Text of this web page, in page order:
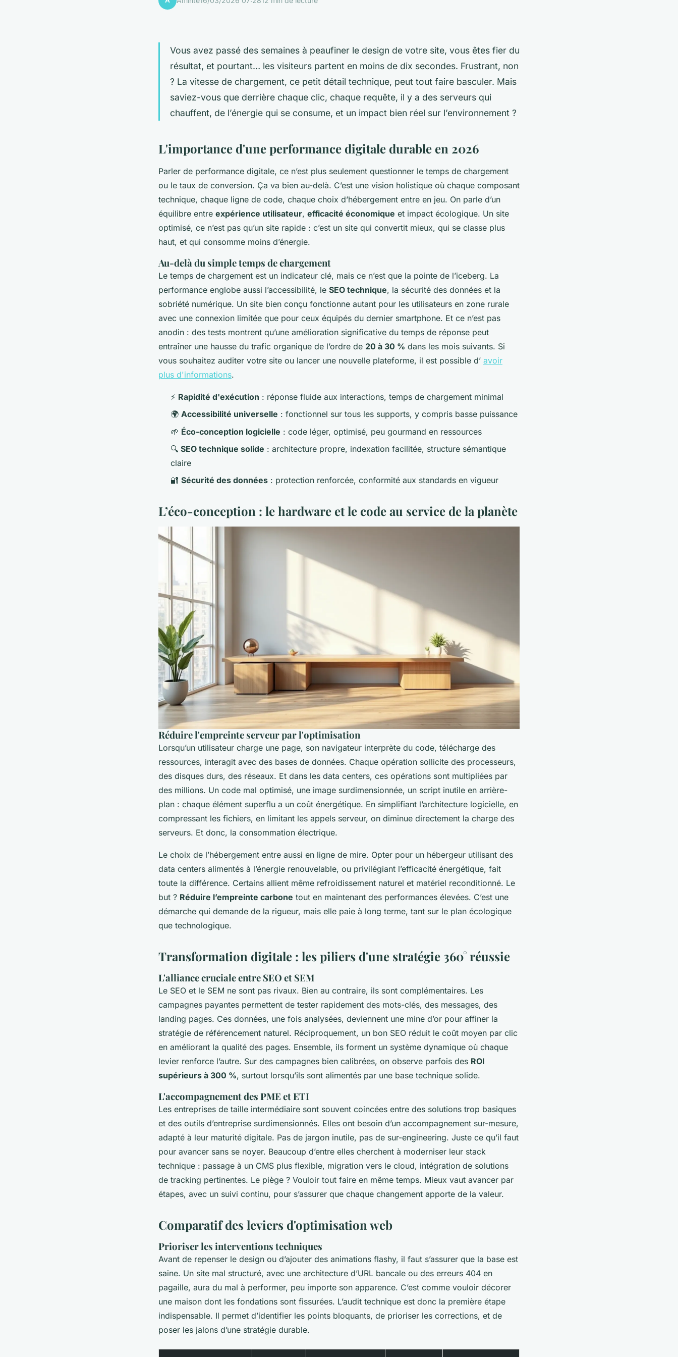
Vous avez passé des semaines à peaufiner le design de votre site, vous êtes fier du
résultat, et pourtant… les visiteurs partent en moins de dix secondes. Frustrant, non
? La vitesse de chargement, ce petit détail technique, peut tout faire basculer. Mais
saviez-vous que derrière chaque clic, chaque requête, il y a des serveurs qui
chauffent, de l’énergie qui se consume, et un impact bien réel sur l’environnement ?
L'importance d'une performance digitale durable en 2026
Parler de performance digitale, ce n’est plus seulement questionner le temps de chargement
ou le taux de conversion. Ça va bien au-delà. C’est une vision holistique où chaque composant
technique, chaque ligne de code, chaque choix d’hébergement entre en jeu. On parle d’un
équilibre entre expérience utilisateur, efficacité économique et impact écologique. Un site
optimisé, ce n’est pas qu’un site rapide : c’est un site qui convertit mieux, qui se classe plus
haut, et qui consomme moins d’énergie.
Au-delà du simple temps de chargement
Le temps de chargement est un indicateur clé, mais ce n’est que la pointe de l’iceberg. La
performance englobe aussi l’accessibilité, le SEO technique, la sécurité des données et la
sobriété numérique. Un site bien conçu fonctionne autant pour les utilisateurs en zone rurale
avec une connexion limitée que pour ceux équipés du dernier smartphone. Et ce n’est pas
anodin : des tests montrent qu’une amélioration significative du temps de réponse peut
entraîner une hausse du trafic organique de l’ordre de 20 à 30 % dans les mois suivants. Si
vous souhaitez auditer votre site ou lancer une nouvelle plateforme, il est possible d’ avoir
plus d'informations.
⚡ Rapidité d'exécution : réponse fluide aux interactions, temps de chargement minimal
🌍 Accessibilité universelle : fonctionnel sur tous les supports, y compris basse puissance
🌱 Éco-conception logicielle : code léger, optimisé, peu gourmand en ressources
🔍 SEO technique solide : architecture propre, indexation facilitée, structure sémantique
claire
🔐 Sécurité des données : protection renforcée, conformité aux standards en vigueur
L’éco-conception : le hardware et le code au service de la planète
Réduire l'empreinte serveur par l'optimisation
Lorsqu’un utilisateur charge une page, son navigateur interprète du code, télécharge des
ressources, interagit avec des bases de données. Chaque opération sollicite des processeurs,
des disques durs, des réseaux. Et dans les data centers, ces opérations sont multipliées par
des millions. Un code mal optimisé, une image surdimensionnée, un script inutile en arrière-
plan : chaque élément superflu a un coût énergétique. En simplifiant l’architecture logicielle, en
compressant les fichiers, en limitant les appels serveur, on diminue directement la charge des
serveurs. Et donc, la consommation électrique.
Le choix de l’hébergement entre aussi en ligne de mire. Opter pour un hébergeur utilisant des
data centers alimentés à l’énergie renouvelable, ou privilégiant l’efficacité énergétique, fait
toute la différence. Certains allient même refroidissement naturel et matériel reconditionné. Le
but ? Réduire l’empreinte carbone tout en maintenant des performances élevées. C’est une
démarche qui demande de la rigueur, mais elle paie à long terme, tant sur le plan écologique
que technologique.
Transformation digitale : les piliers d'une stratégie 360° réussie
L'alliance cruciale entre SEO et SEM
Le SEO et le SEM ne sont pas rivaux. Bien au contraire, ils sont complémentaires. Les
campagnes payantes permettent de tester rapidement des mots-clés, des messages, des
landing pages. Ces données, une fois analysées, deviennent une mine d’or pour affiner la
stratégie de référencement naturel. Réciproquement, un bon SEO réduit le coût moyen par clic
en améliorant la qualité des pages. Ensemble, ils forment un système dynamique où chaque
levier renforce l’autre. Sur des campagnes bien calibrées, on observe parfois des ROI
supérieurs à 300 %, surtout lorsqu’ils sont alimentés par une base technique solide.
L'accompagnement des PME et ETI
Les entreprises de taille intermédiaire sont souvent coincées entre des solutions trop basiques
et des outils d’entreprise surdimensionnés. Elles ont besoin d’un accompagnement sur-mesure,
adapté à leur maturité digitale. Pas de jargon inutile, pas de sur-engineering. Juste ce qu’il faut
pour avancer sans se noyer. Beaucoup d’entre elles cherchent à moderniser leur stack
technique : passage à un CMS plus flexible, migration vers le cloud, intégration de solutions
de tracking pertinentes. Le piège ? Vouloir tout faire en même temps. Mieux vaut avancer par
étapes, avec un suivi continu, pour s’assurer que chaque changement apporte de la valeur.
Comparatif des leviers d'optimisation web
Prioriser les interventions techniques
Avant de repenser le design ou d’ajouter des animations flashy, il faut s’assurer que la base est
saine. Un site mal structuré, avec une architecture d’URL bancale ou des erreurs 404 en
pagaille, aura du mal à performer, peu importe son apparence. C’est comme vouloir décorer
une maison dont les fondations sont fissurées. L’audit technique est donc la première étape
indispensable. Il permet d’identifier les points bloquants, de prioriser les corrections, et de
poser les jalons d’une stratégie durable.